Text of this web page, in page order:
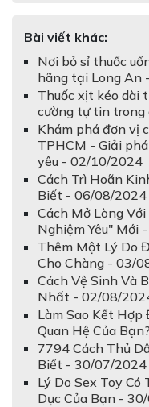
Bài viết khác:
Nơi bỏ sỉ thuốc
hãng tại Long An
Thuốc xịt kéo dài
cường tự tin
Khám phá đơn vị
TPHCM - Giải
yêu - 02/10/2024
Cách Trì Hoãn
Biết - 06/08/2024
Cách Mở Lòng
Nghiệm Yêu" Mới
Thêm Một Lý Do
Cho Chàng - 03/
Cách Vệ Sinh Và
Nhất - 02/08/
Làm Sao Kết Hợp
Quan Hệ Của
7794 Cách Thủ
Biết - 30/07/2024
Lý Do Sex Toy
Dục Của Bạn -